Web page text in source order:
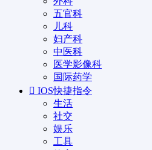
五官科
儿科
妇产科
中医科
医学影像科
国际药学
IOS快捷指令
生活
社交
娱乐
工具